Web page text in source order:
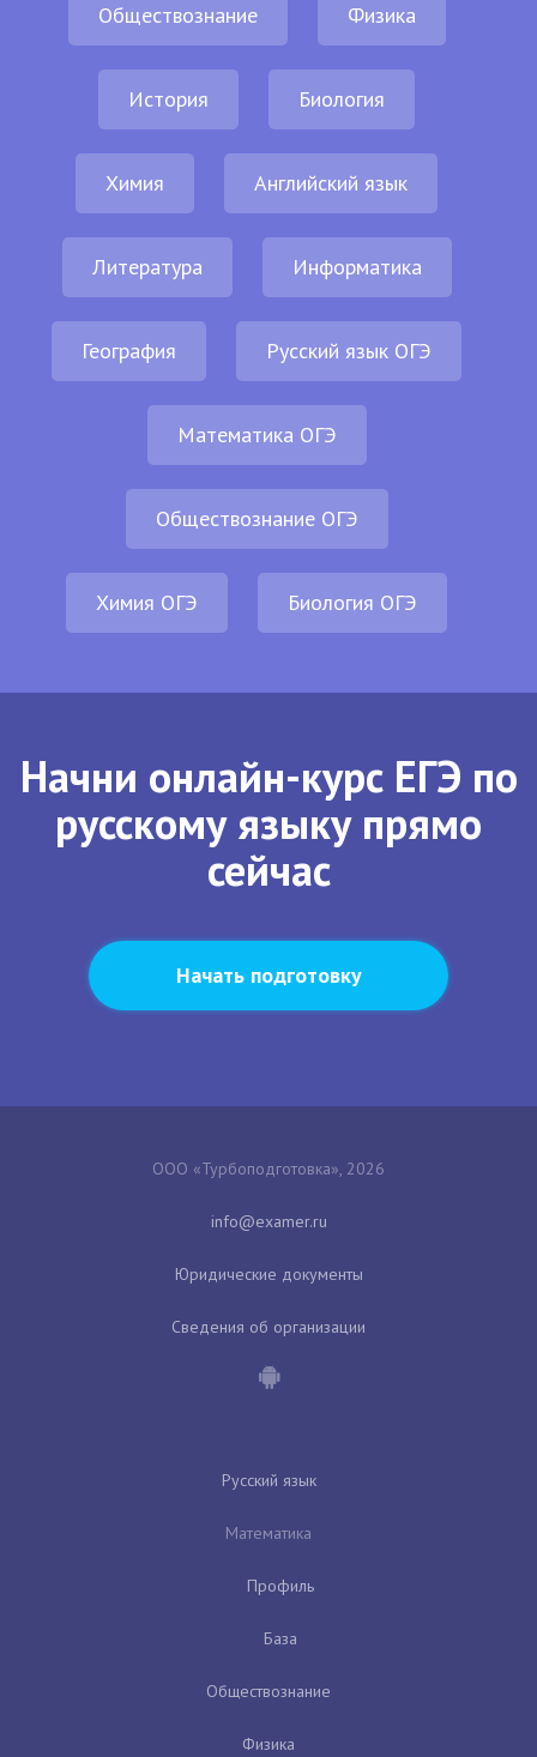
Обществознание Физика
История Биология
Химия Английский язык
Литература Информатика
География Русский язык ОГЭ
Математика ОГЭ
Обществознание ОГЭ
Химия ОГЭ Биология ОГЭ
Начни онлайн-курс ЕГЭ по
русскому языку прямо
сейчас
Начать подготовку
ООО «Турбоподготовка», 2026
Юридические документы
Сведения об организации
Русский язык
Математика
Профиль
База
Обществознание
Физика